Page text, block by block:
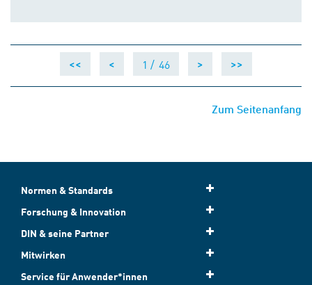
<< < 1 / 46 > >>
Zum Seitenanfang
Normen & Standards
Forschung & Innovation
DIN & seine Partner
Mitwirken
Service für Anwender*innen